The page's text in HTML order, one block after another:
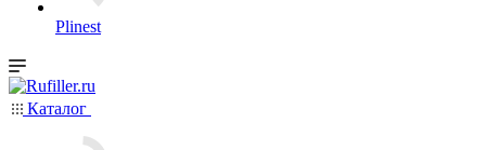
Plinest
Каталог